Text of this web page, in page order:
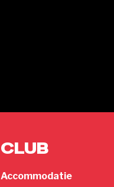
CLUB
Accommodatie